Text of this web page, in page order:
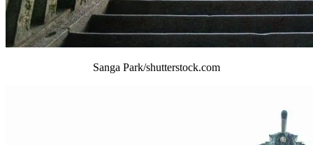
Sanga Park/shutterstock.com